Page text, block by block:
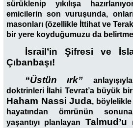
sürüklenip yıkılışa
emicilerin son vuruşunda,
masonları (özellikle İttihat ve
bir yere koyduğumuzu da
İsrail’in Şifresi ve
Çıbanbaşı!
“Üstün ırk”
doktrinleri İlahi Tevrat’a büyük
Haham Nassi Juda,
hayatından ömrünün
yaşantıyı planlayan
Talmud’u